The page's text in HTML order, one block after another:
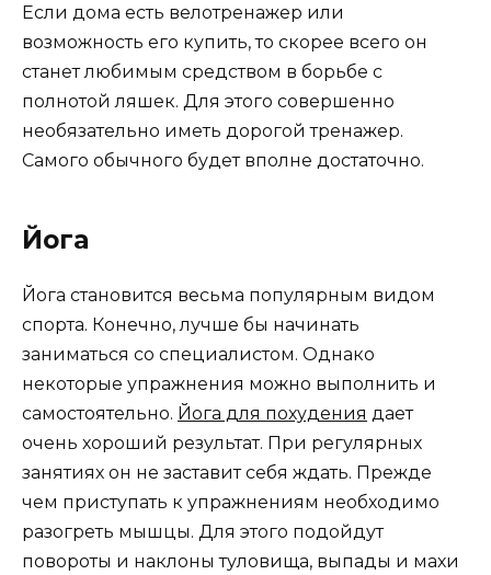
Если дома есть велотренажер или
возможность его купить, то скорее всего он
станет любимым средством в борьбе с
полнотой ляшек. Для этого совершенно
необязательно иметь дорогой тренажер.
Самого обычного будет вполне достаточно.
Йога
Йога становится весьма популярным видом
спорта. Конечно, лучше бы начинать
заниматься со специалистом. Однако
некоторые упражнения можно выполнить и
самостоятельно. Йога для похудения дает
очень хороший результат. При регулярных
занятиях он не заставит себя ждать. Прежде
чем приступать к упражнениям необходимо
разогреть мышцы. Для этого подойдут
повороты и наклоны туловища, выпады и махи